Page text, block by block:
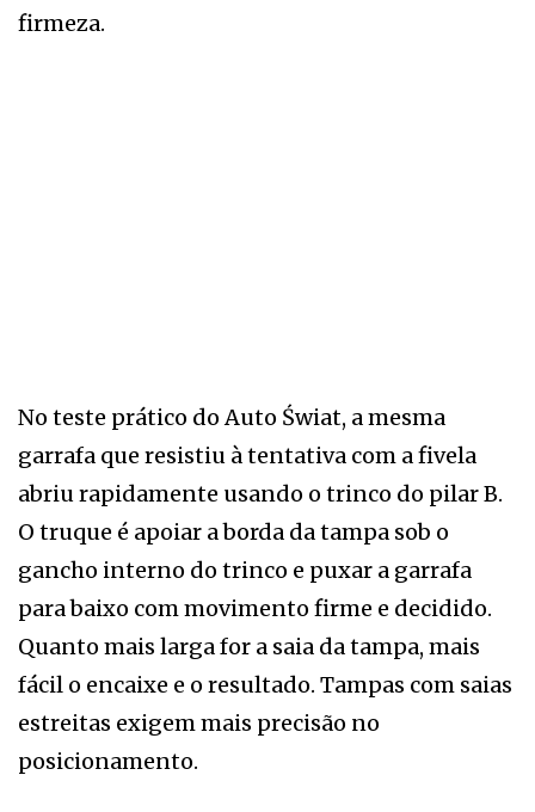
firmeza.
No teste prático do Auto Świat, a mesma
garrafa que resistiu à tentativa com a fivela
abriu rapidamente usando o trinco do pilar B.
O truque é apoiar a borda da tampa sob o
gancho interno do trinco e puxar a garrafa
para baixo com movimento firme e decidido.
Quanto mais larga for a saia da tampa, mais
fácil o encaixe e o resultado. Tampas com saias
estreitas exigem mais precisão no
posicionamento.